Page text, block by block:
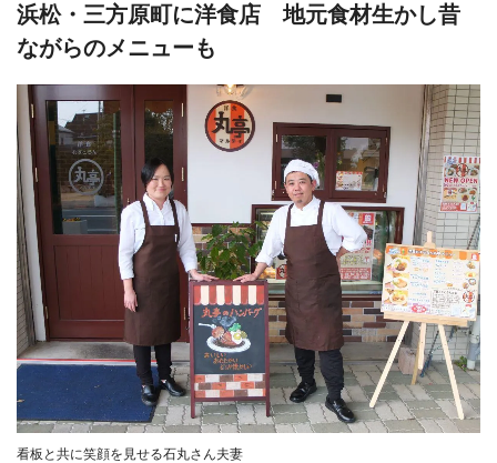
浜松・三方原町に洋食店 地元食材生かし昔
ながらのメニューも
看板と共に笑顔を見せる石丸さん夫妻